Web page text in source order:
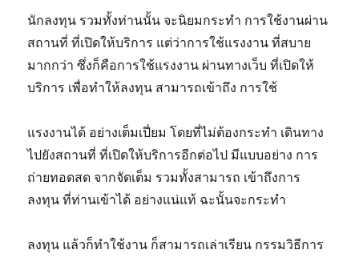
นักลงทุน รวมทั้งท่านนั้น จะนิยมกระทำ การใช้งานผ่าน
สถานที่ ที่เปิดให้บริการ แต่ว่าการใช้แรงงาน ที่สบาย
มากกว่า ซึ่งก็คือการใช้แรงงาน ผ่านทางเว็บ ที่เปิดให้
บริการ เพื่อทำให้ลงทุน สามารถเข้าถึง การใช้
แรงงานได้ อย่างเต็มเปี่ยม โดยที่ไม่ต้องกระทำ เดินทาง
ไปยังสถานที่ ที่เปิดให้บริการอีกต่อไป มีแบบอย่าง การ
ถ่ายทอดสด จากจัดเต็ม รวมทั้งสามารถ เข้าถึงการ
ลงทุน ที่ท่านเข้าได้ อย่างแน่แท้ ฉะนั้นจะกระทำ
ลงทุน แล้วก็ทำใช้งาน ก็สามารถเล่าเรียน กรรมวิธีการ